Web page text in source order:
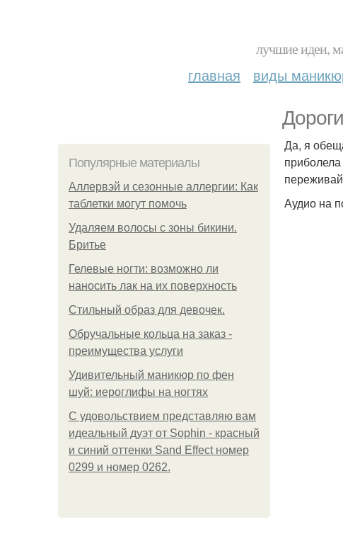
лучшие идеи,
главная виды
Популярные материалы
Аллервэй и сезонные аллергии: Как
таблетки могут помочь
Удаляем волосы с зоны бикини.
Бритье
Гелевые ногти: возможно ли
наносить лак на их поверхность
Стильный образ для девочек.
Обручальные кольца на заказ -
преимущества услуги
Удивительный маникюр по фен
шуй: иероглифы на ногтях
С удовольствием представляю вам
идеальный дуэт от Sophin - красный
и синий оттенки Sand Effect номер
0299 и номер 0262.
Да, я
Аудио на